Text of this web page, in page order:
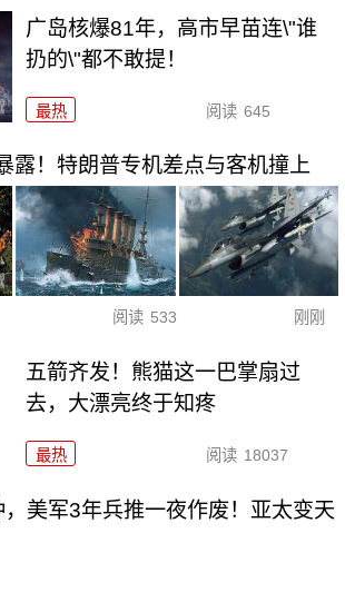
广岛核爆81年，高市早苗连\"谁
扔的\"都不敢提！
最热 阅读 645
露！特朗普专机差点与客机撞上
阅读 533 刚刚
五箭齐发！熊猫这一巴掌扇过
去，大漂亮终于知疼
最热 阅读 18037
美军3年兵推一夜作废！亚太变天